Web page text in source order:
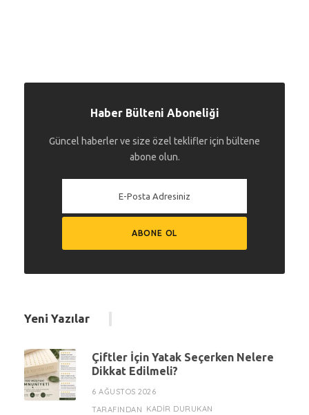
Haber Bülteni Aboneliği
Güncel haberler ve size özel teklifler için bültene
abone olun.
Yeni Yazılar
Çiftler İçin Yatak Seçerken Nelere
Dikkat Edilmeli?
6 AĞUSTOS 2026
TARAFINDAN KADIR DURUKAN